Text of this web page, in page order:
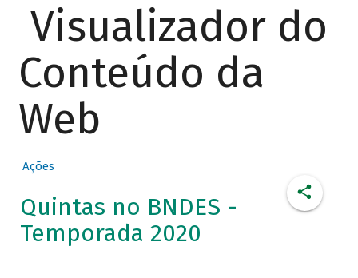
Visualizador do
Conteúdo da
Web
Ações
Quintas no BNDES -
Temporada 2020